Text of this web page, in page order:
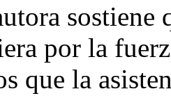
sostiene
por la
que la